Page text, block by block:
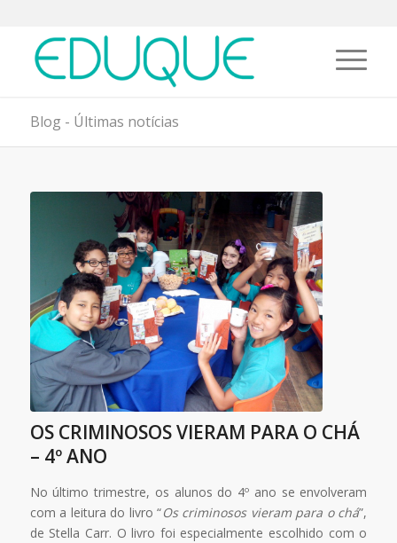
Blog - Últimas notícias
OS CRIMINOSOS VIERAM PARA O CHÁ
– 4º ANO
No último trimestre, os alunos do 4º ano se envolveram
com a leitura do livro “Os criminosos vieram para o chá”,
de Stella Carr. O livro foi especialmente escolhido com o